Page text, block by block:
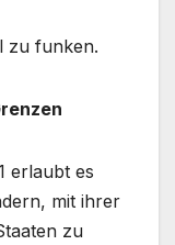
zu funken.
erlaubt es
mit ihrer
zu